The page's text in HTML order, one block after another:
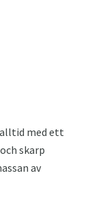
med ett
skarp
av